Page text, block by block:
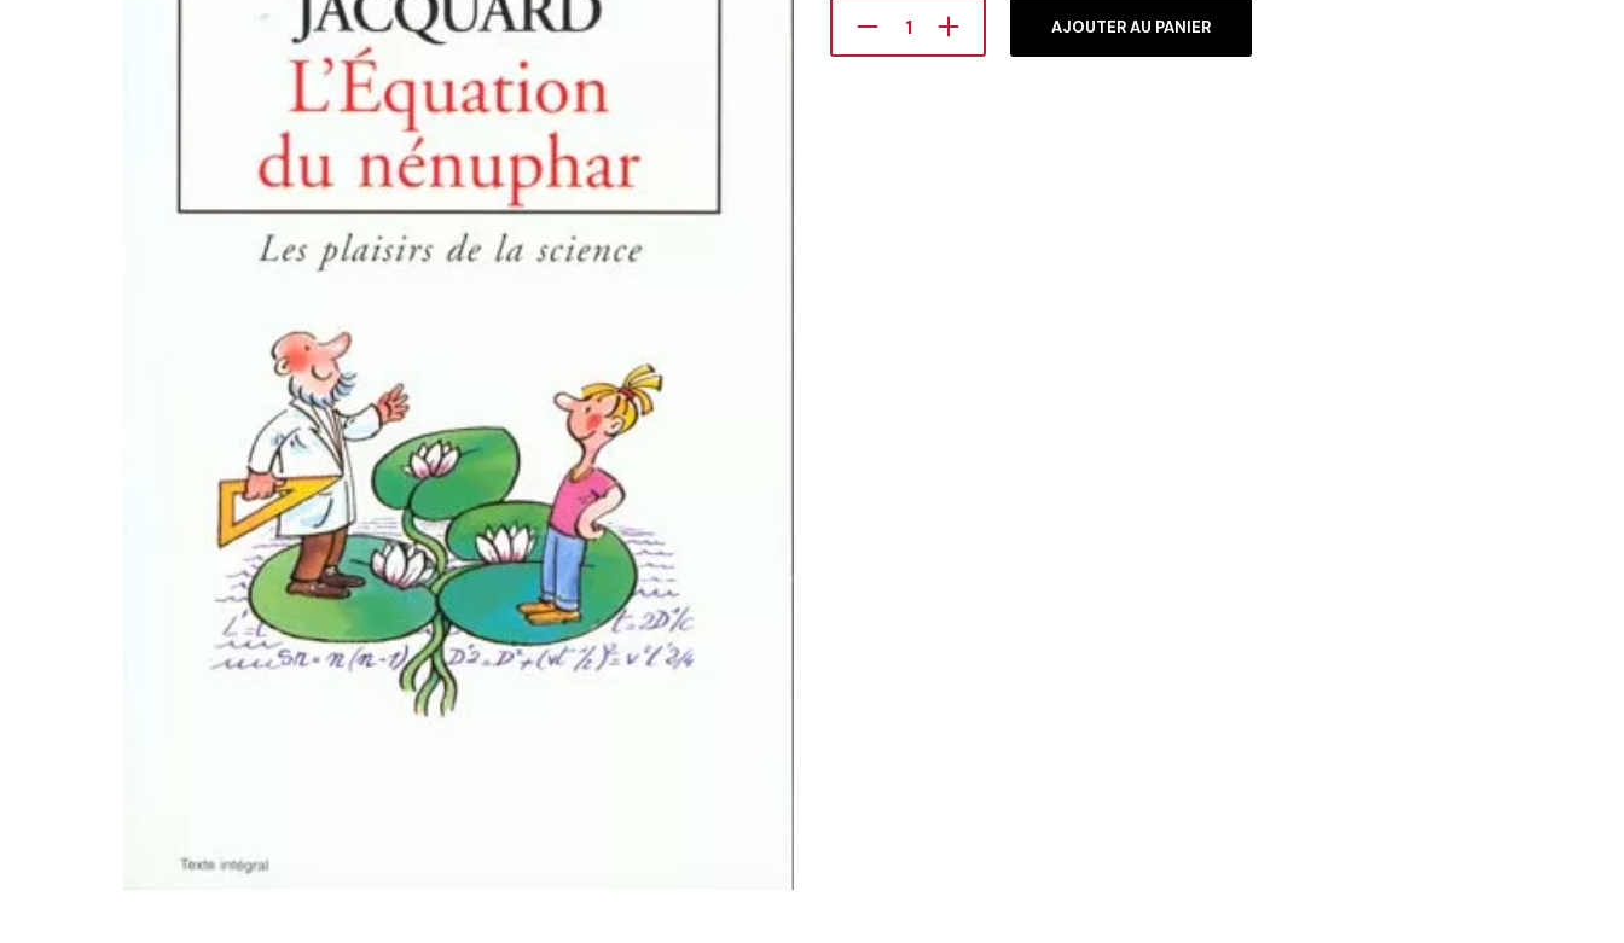
AJOUTER AU PANIER